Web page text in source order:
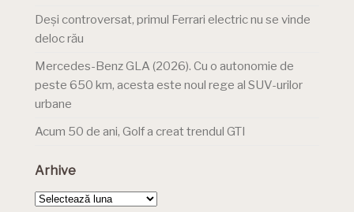
Deși controversat, primul Ferrari electric nu se vinde
deloc rău
Mercedes-Benz GLA (2026). Cu o autonomie de
peste 650 km, acesta este noul rege al SUV-urilor
urbane
Acum 50 de ani, Golf a creat trendul GTI
Arhive
Arhive